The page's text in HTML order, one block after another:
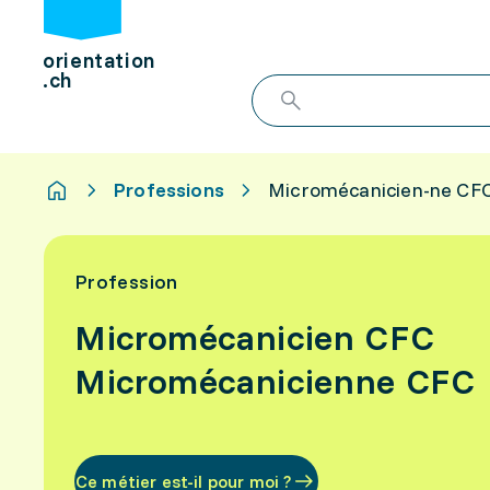
orientation
.ch
Professions Micromécanicien-ne
Profession
Micromécanicien CFC
Micromécanicienne CFC
Ce métier est-il pour moi ?